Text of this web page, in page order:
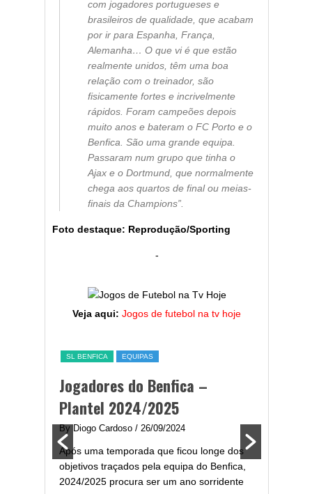
com jogadores portugueses e
brasileiros de qualidade, que acabam
por ir para Espanha, França,
Alemanha… O que vi é que estão
realmente unidos, têm uma boa
relação com o treinador, são
fisicamente fortes e incrivelmente
rápidos. Foram campeões depois
muito anos e bateram o FC Porto e o
Benfica. São uma grande equipa.
Passaram num grupo que tinha o
Ajax e o Dortmund, que normalmente
chega aos quartos de final ou meias-
finais da Champions”.
Foto destaque: Reprodução/Sporting
-
Veja aqui: Jogos de futebol na tv hoje
SL BENFICA EQUIPAS
Jogadores do Benfica –
Plantel 2024/2025
By Diogo Cardoso / 26/09/2024
Após uma temporada que ficou longe dos